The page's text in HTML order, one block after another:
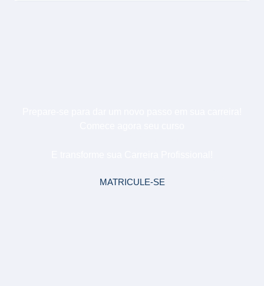
MATRICULE-SE